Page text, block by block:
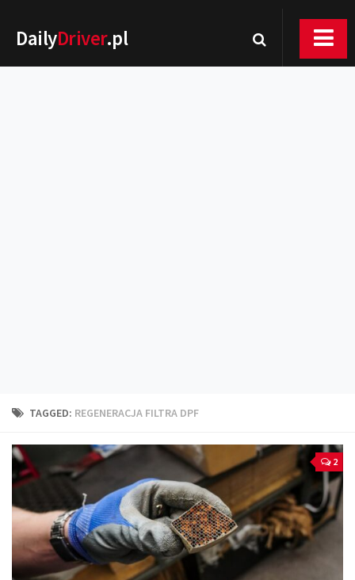
DailyDriver.pl
Technika jazdy
Kalkulatory
Przelicznik mocy
Auto z niemiec
Galerie
TAGGED: REGENERACJA FILTRA DPF
2